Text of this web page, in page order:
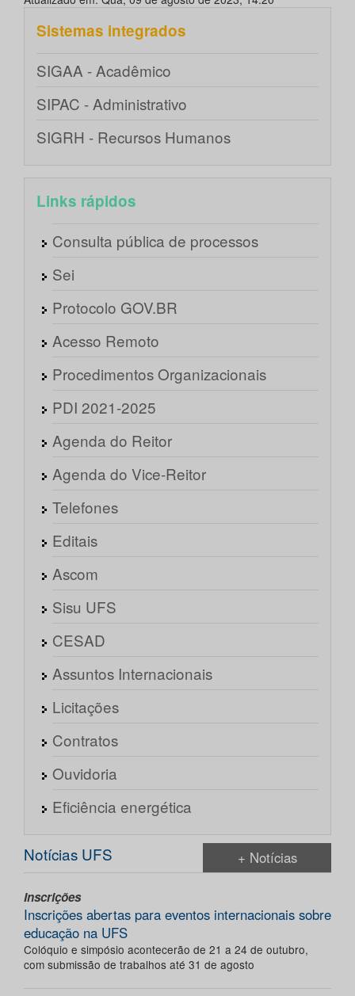
Sistemas integrados
SIGAA - Acadêmico
SIPAC - Administrativo
SIGRH - Recursos Humanos
Links rápidos
Consulta pública de processos
Sei
Protocolo GOV.BR
Acesso Remoto
Procedimentos Organizacionais
PDI 2021-2025
Agenda do Reitor
Agenda do Vice-Reitor
Telefones
Editais
Ascom
Sisu UFS
CESAD
Assuntos Internacionais
Licitações
Contratos
Ouvidoria
Eficiência energética
Notícias UFS + Notícias
Inscrições
Inscrições abertas para eventos internacionais sobre
educação na UFS
Colóquio e simpósio acontecerão de 21 a 24 de outubro,
com submissão de trabalhos até 31 de agosto